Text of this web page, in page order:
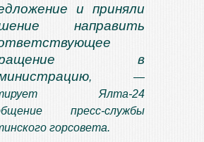
и приняли
направить
в
, —
Ялта-24
пресс-службы
горсовета.